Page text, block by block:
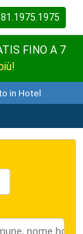
FINO A 7
in Hotel